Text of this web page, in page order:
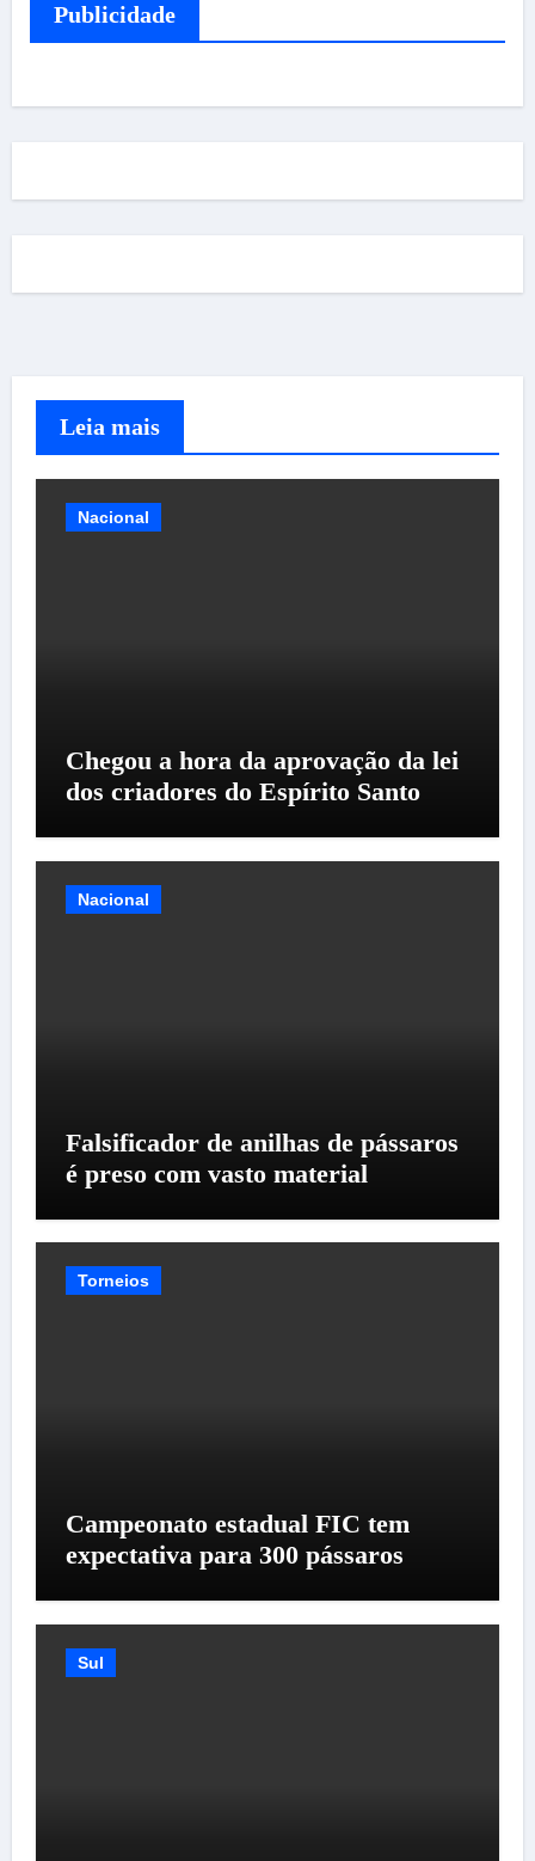
Publicidade
Leia mais
Nacional
Chegou a hora da aprovação da lei
dos criadores do Espírito Santo
Nacional
Falsificador de anilhas de pássaros
é preso com vasto material
Torneios
Campeonato estadual FIC tem
expectativa para 300 pássaros
Sul